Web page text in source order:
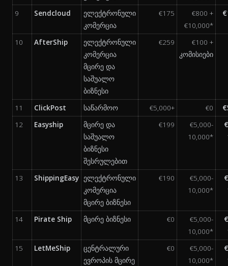
9
Sendcloud
ელექტრონული
კომერცია
€175
€800 +
€10,000*
10 AfterShip
ელექტრონული
კომერცია
მცირე და
საშუალო
ბიზნესი
€259
€100 +
კომისიები
11 ClickPost საწარმოო €5,000+ €0
12
Easyship
მცირე და
საშუალო
ბიზნესი
შესრულებით
€199
€5,000-
10,000*
13 ShippingEasy ელექტრონული
კომერცია
მცირე ბიზნესი
€190
€5,000-
10,000*
14 Pirate Ship მცირე ბიზნესი €0
€5,000-
10,000*
15
LetMeShip
ცენტრალური
ევროპის მცირე
€0
€5,000-
10,000*